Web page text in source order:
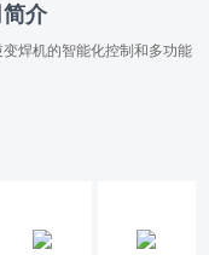
介
焊机的智能化控制和多功能